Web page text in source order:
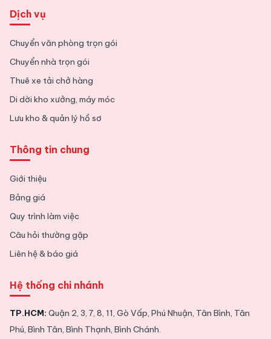
Dịch vụ
Chuyển văn phòng trọn gói
Chuyển nhà trọn gói
Thuê xe tải chở hàng
Di dời kho xưởng, máy móc
Lưu kho & quản lý hồ sơ
Thông tin chung
Giới thiệu
Bảng giá
Quy trình làm việc
Câu hỏi thường gặp
Liên hệ & báo giá
Hệ thống chi nhánh
TP.HCM: Quận 2, 3, 7, 8, 11, Gò Vấp, Phú Nhuận, Tân Bình, Tân
Phú, Bình Tân, Bình Thạnh, Bình Chánh.